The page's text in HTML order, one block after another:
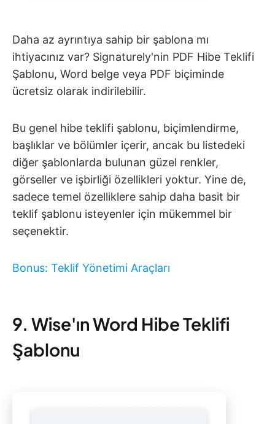
Daha az ayrıntıya sahip bir şablona mı
ihtiyacınız var? Signaturely'nin PDF Hibe Teklifi
Şablonu, Word belge veya PDF biçiminde
ücretsiz olarak indirilebilir.
Bu genel hibe teklifi şablonu, biçimlendirme,
başlıklar ve bölümler içerir, ancak bu listedeki
diğer şablonlarda bulunan güzel renkler,
görseller ve işbirliği özellikleri yoktur. Yine de,
sadece temel özelliklere sahip daha basit bir
teklif şablonu isteyenler için mükemmel bir
seçenektir.
Bonus: Teklif Yönetimi Araçları
9. Wise'ın Word Hibe Teklifi
Şablonu